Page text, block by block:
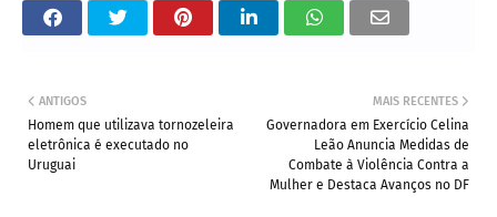
MAIS RECENTES
Governadora em Exercício Celina
Leão Anuncia Medidas de
Combate à Violência Contra a
Mulher e Destaca Avanços no DF
ANTIGOS
Homem que utilizava tornozeleira
eletrônica é executado no
Uruguai